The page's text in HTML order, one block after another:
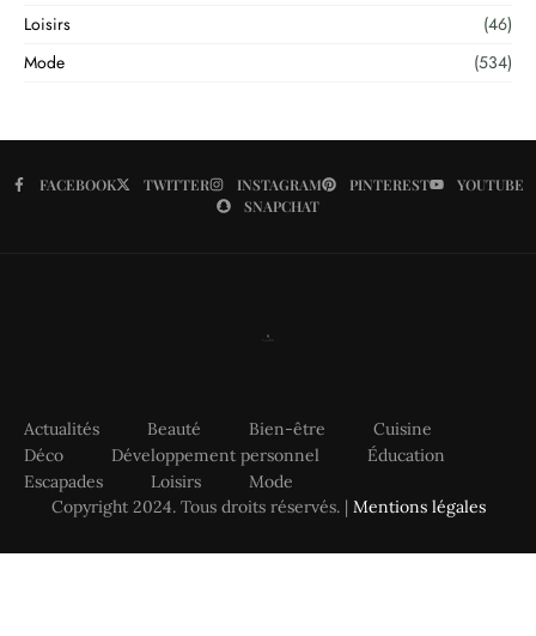
Loisirs
(46)
Mode
(534)
FACEBOOK TWITTER INSTAGRAM PINTEREST
YOUTUBE
SNAPCHAT
Actualités Beauté Bien-être
Cuisine
Déco
Développement personnel
Éducation
Escapades
Loisirs
Mode
Copyright 2024. Tous droits réservés. | Mentions légales